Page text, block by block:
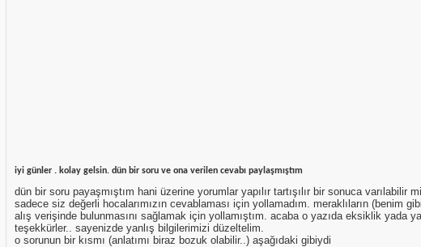
iyi günler . kolay gelsin. dün bir soru ve ona verilen cevabı paylaşmıştım
dün bir soru payaşmıştım hani üzerine yorumlar yapılır tartışılır bir sonuca varılabilir
sadece siz değerli hocalarımızın cevablaması için yollamadım. meraklıların (benim
alış verişinde bulunmasını sağlamak için yollamıştım. acaba o yazıda eksiklik yada
teşekkürler.. sayenizde yanlış bilgilerimizi düzeltelim.
o sorunun bir kısmı (anlatımı biraz bozuk olabilir..) aşağıdaki gibiydi